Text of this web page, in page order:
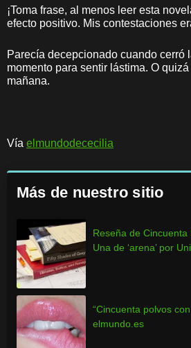
¡Toma frase, al menos leer esta
efecto positivo. Mis contestaciones
Parecía decepcionado cuando cerró
momento para sentir lástima. O
mañana.
Vía elmundodececilia
Más de nuestro sitio
Reseña de Cincuenta
Una de ‘arena’ por
“Cincuenta polvos
elmundo.es